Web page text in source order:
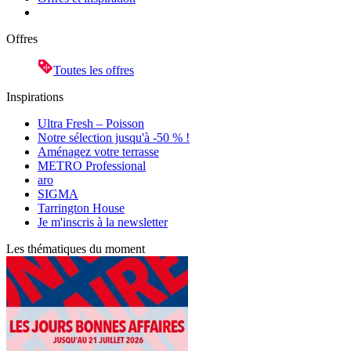
Offres
Toutes les offres
Inspirations
Ultra Fresh – Poisson
Notre sélection jusqu'à -50 % !
Aménagez votre terrasse
METRO Professional
aro
SIGMA
Tarrington House
Je m'inscris à la newsletter
Les thématiques du moment